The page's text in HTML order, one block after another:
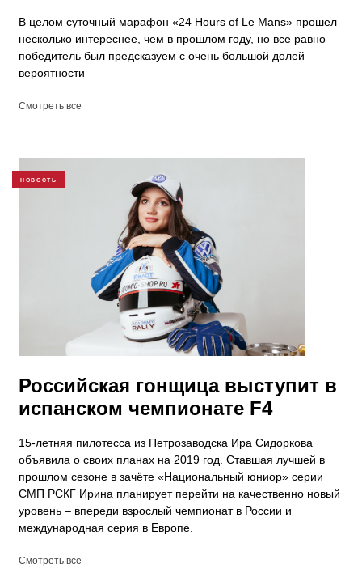
В целом суточный марафон «24 Hours of Le Mans» прошел
несколько интереснее, чем в прошлом году, но все равно
победитель был предсказуем с очень большой долей
вероятности
Смотреть все
НОВОСТЬ
Российская гонщица выступит в
испанском чемпионате F4
15-летняя пилотесса из Петрозаводска Ира Сидоркова
объявила о своих планах на 2019 год. Ставшая лучшей в
прошлом сезоне в зачёте «Национальный юниор» серии
СМП РСКГ Ирина планирует перейти на качественно новый
уровень – впереди взрослый чемпионат в России и
международная серия в Европе.
Смотреть все